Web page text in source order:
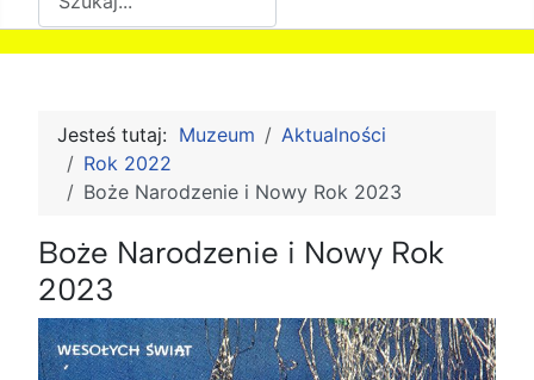
Jesteś tutaj: Muzeum
Aktualności
Rok 2022
Boże Narodzenie i Nowy Rok 2023
Boże Narodzenie i Nowy Rok
2023